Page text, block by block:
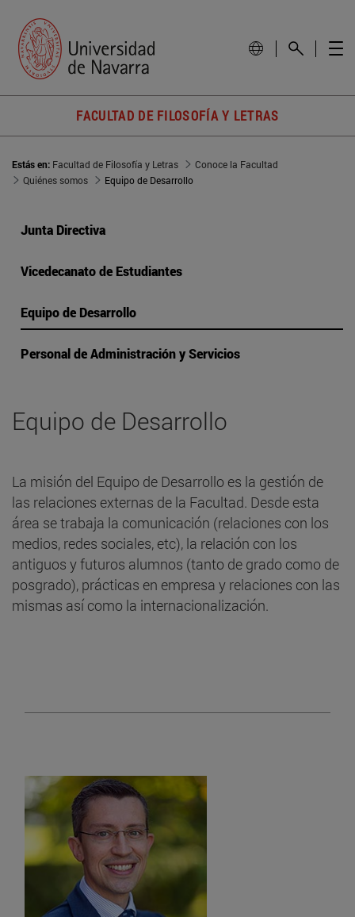
FACULTAD DE FILOSOFÍA Y LETRAS
Estás en: Facultad de Filosofía y Letras
Conoce la Facultad
Quiénes somos
Equipo de Desarrollo
Junta Directiva
Vicedecanato de Estudiantes
Equipo de Desarrollo
Personal de Administración y Servicios
Equipo de Desarrollo
La misión del Equipo de Desarrollo es la gestión de
las relaciones externas de la Facultad. Desde esta
área se trabaja la comunicación (relaciones con los
medios, redes sociales, etc), la relación con los
antiguos y futuros alumnos (tanto de grado como de
posgrado), prácticas en empresa y relaciones con las
mismas así como la internacionalización.